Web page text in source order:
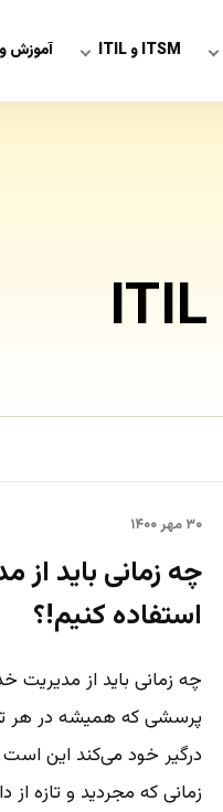
ITSM و ITIL آموزش
۳۰ مهر ۱۴۰۰
چه زمانی باید
استفاده کنیم!؟
چه زمانی باید از مدیریت
پرسشی که همیشه در هر
درگیر خود می‌کند این
زمانی که مجردید و تازه از